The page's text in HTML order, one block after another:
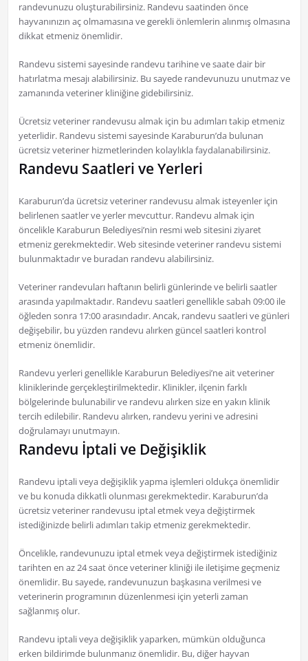
randevunuzu oluşturabilirsiniz. Randevu saatinden önce
hayvanınızın aç olmamasına ve gerekli önlemlerin alınmış olmasına
dikkat etmeniz önemlidir.
Randevu sistemi sayesinde randevu tarihine ve saate dair bir
hatırlatma mesajı alabilirsiniz. Bu sayede randevunuzu unutmaz ve
zamanında veteriner kliniğine gidebilirsiniz.
Ücretsiz veteriner randevusu almak için bu adımları takip etmeniz
yeterlidir. Randevu sistemi sayesinde Karaburun’da bulunan
ücretsiz veteriner hizmetlerinden kolaylıkla faydalanabilirsiniz.
Randevu Saatleri ve Yerleri
Karaburun’da ücretsiz veteriner randevusu almak isteyenler için
belirlenen saatler ve yerler mevcuttur. Randevu almak için
öncelikle Karaburun Belediyesi’nin resmi web sitesini ziyaret
etmeniz gerekmektedir. Web sitesinde veteriner randevu sistemi
bulunmaktadır ve buradan randevu alabilirsiniz.
Veteriner randevuları haftanın belirli günlerinde ve belirli saatler
arasında yapılmaktadır. Randevu saatleri genellikle sabah 09:00 ile
öğleden sonra 17:00 arasındadır. Ancak, randevu saatleri ve günleri
değişebilir, bu yüzden randevu alırken güncel saatleri kontrol
etmeniz önemlidir.
Randevu yerleri genellikle Karaburun Belediyesi’ne ait veteriner
kliniklerinde gerçekleştirilmektedir. Klinikler, ilçenin farklı
bölgelerinde bulunabilir ve randevu alırken size en yakın klinik
tercih edilebilir. Randevu alırken, randevu yerini ve adresini
doğrulamayı unutmayın.
Randevu İptali ve Değişiklik
Randevu iptali veya değişiklik yapma işlemleri oldukça önemlidir
ve bu konuda dikkatli olunması gerekmektedir. Karaburun’da
ücretsiz veteriner randevusu iptal etmek veya değiştirmek
istediğinizde belirli adımları takip etmeniz gerekmektedir.
Öncelikle, randevunuzu iptal etmek veya değiştirmek istediğiniz
tarihten en az 24 saat önce veteriner kliniği ile iletişime geçmeniz
önemlidir. Bu sayede, randevunuzun başkasına verilmesi ve
veterinerin programının düzenlenmesi için yeterli zaman
sağlanmış olur.
Randevu iptali veya değişiklik yaparken, mümkün olduğunca
erken bildirimde bulunmanız önemlidir. Bu, diğer hayvan